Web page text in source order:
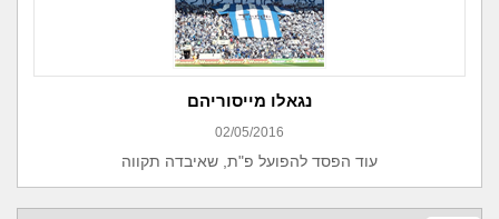
נגאלו מייסוריהם
02/05/2016
עוד הפסד להפועל פ"ת, שאיבדה תקווה